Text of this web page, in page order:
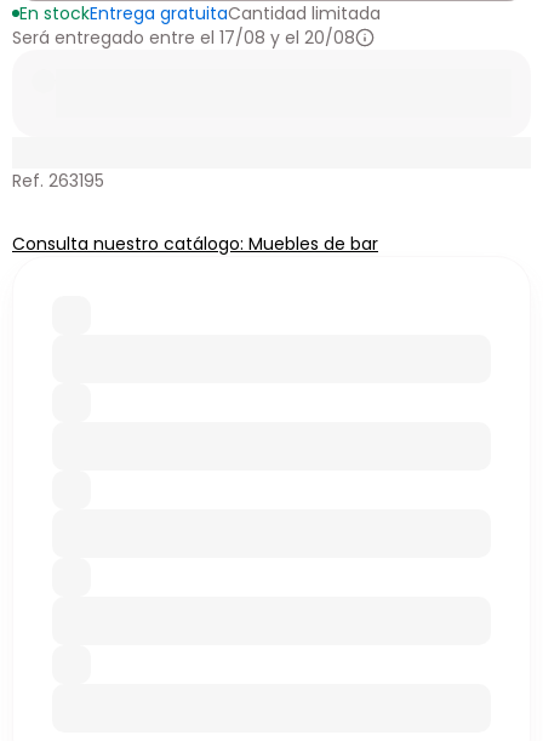
En stockEntrega gratuitaCantidad limitada
Será entregado entre el 17/08 y el 20/08
Ref. 263195
Consulta nuestro catálogo: Muebles de bar